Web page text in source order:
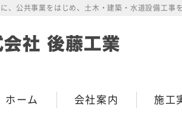
、公共事業をはじめ、土木・建築・水道設備工事
ホーム 会社案内 施工